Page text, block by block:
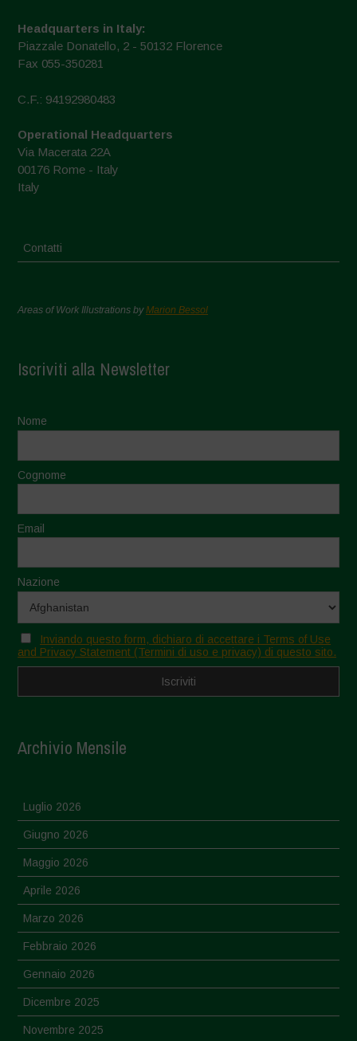
Headquarters in Italy:
Piazzale Donatello, 2 - 50132 Florence
Fax 055-350281
C.F.: 94192980483
Operational Headquarters
Via Macerata 22A
00176 Rome - Italy
Italy
Contatti
Areas of Work Illustrations byMarion Bessol
Iscriviti alla Newsletter
Nome
Cognome
Email
Nazione
Inviando questo form, dichiaro di accettare i Terms of Use
and Privacy Statement (Termini di uso e privacy) di questo sito.
Archivio Mensile
Luglio 2026
Giugno 2026
Maggio 2026
Aprile 2026
Marzo 2026
Febbraio 2026
Gennaio 2026
Dicembre 2025
Novembre 2025